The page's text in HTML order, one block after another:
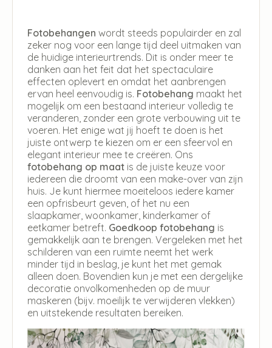
Fotobehangen wordt steeds populairder en zal
zeker nog voor een lange tijd deel uitmaken van
de huidige interieurtrends. Dit is onder meer te
danken aan het feit dat het spectaculaire
effecten oplevert en omdat het aanbrengen
ervan heel eenvoudig is. Fotobehang maakt het
mogelijk om een bestaand interieur volledig te
veranderen, zonder een grote verbouwing uit te
voeren. Het enige wat jij hoeft te doen is het
juiste ontwerp te kiezen om er een sfeervol en
elegant interieur mee te creëren. Ons
fotobehang op maat is de juiste keuze voor
iedereen die droomt van een make-over van zijn
huis. Je kunt hiermee moeiteloos iedere kamer
een opfrisbeurt geven, of het nu een
slaapkamer, woonkamer, kinderkamer of
eetkamer betreft. Goedkoop fotobehang is
gemakkelijk aan te brengen. Vergeleken met het
schilderen van een ruimte neemt het werk
minder tijd in beslag, je kunt het met gemak
alleen doen. Bovendien kun je met een dergelijke
decoratie onvolkomenheden op de muur
maskeren (bijv. moeilijk te verwijderen vlekken)
en uitstekende resultaten bereiken.